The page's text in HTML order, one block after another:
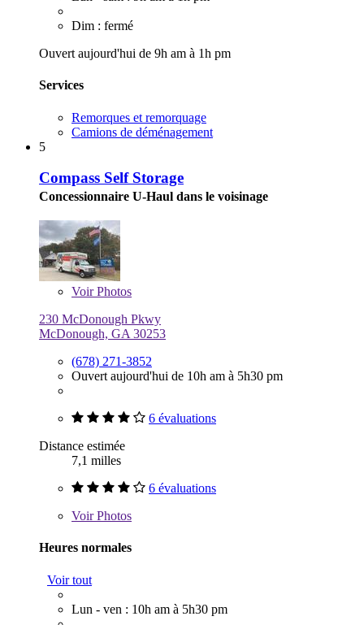
Dim : fermé
Ouvert aujourd'hui de 9h am à 1h pm
Services
Remorques et remorquage
Camions de déménagement
5
Compass Self Storage
Concessionnaire U-Haul dans le voisinage
VoirPhotos
230 McDonough Pkwy
McDonough, GA 30253
(678) 271-3852
Ouvert aujourd'hui de 10h am à 5h30 pm
6 évaluations
Distance estimée
7,1 milles
6 évaluations
VoirPhotos
Heures normales
Voir tout
Lun - ven : 10h am à 5h30 pm